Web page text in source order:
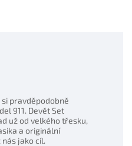
si pravděpodobně
911. Devět Set
už od velkého třesku,
a originální
jako cíl.